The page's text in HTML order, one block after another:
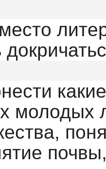
молодых